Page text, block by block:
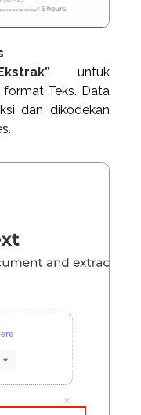
untuk
Teks. Data
dan dikodekan